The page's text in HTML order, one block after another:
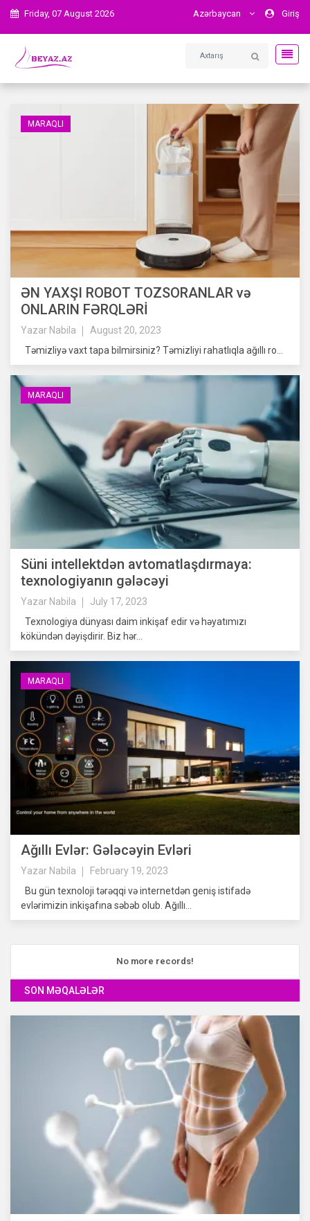
Friday, 07 August 2026 Azərbaycan Giriş
MARAQLI
ƏN YAXŞI ROBOT TOZSORANLAR və
ONLARIN FƏRQLƏRİ
Yazar Nabila
August 20, 2023
Təmizliyə vaxt tapa bilmirsiniz? Təmizliyi rahatlıqla ağıllı ro...
MARAQLI
Süni intellektdən avtomatlaşdırmaya:
texnologiyanın gələcəyi
Yazar Nabila
July 17, 2023
Texnologiya dünyası daim inkişaf edir və həyatımızı
kökündən dəyişdirir. Biz hər...
MARAQLI
Ağıllı Evlər: Gələcəyin Evləri
Yazar Nabila
February 19, 2023
Bu gün texnoloji tərəqqi və internetdən geniş istifadə
evlərimizin inkişafına səbəb olub. Ağıllı...
No more records!
SON MƏQALƏLƏR